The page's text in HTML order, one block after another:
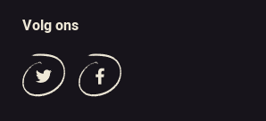
Volg ons